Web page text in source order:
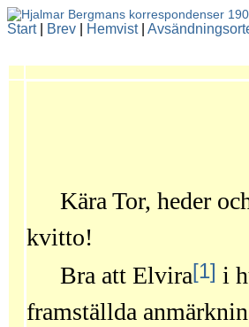
Start| Brev Hemvist|
Kära Tor, heder
kvitto!
Bra att Elvira[1] i
framställda